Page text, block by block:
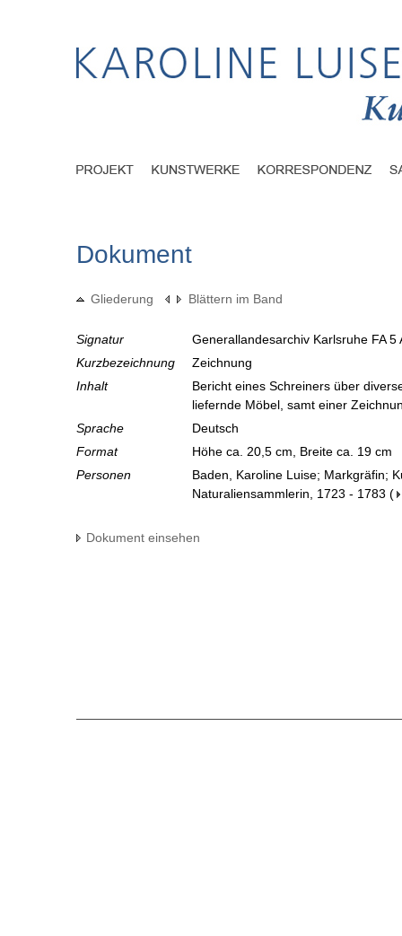
Dokument
Gliederung Blättern im Band
Signatur
Generallandesarchiv Karlsruhe FA
Kurzbezeichnung
Zeichnung
Inhalt
Bericht eines Schreiners über
liefernde Möbel, samt einer
Sprache
Deutsch
Format
Höhe ca. 20,5 cm, Breite ca. 19 cm
Personen
Baden, Karoline Luise; Markgräfin;
Naturaliensammlerin, 1723 - 1783 (
Dokument einsehen